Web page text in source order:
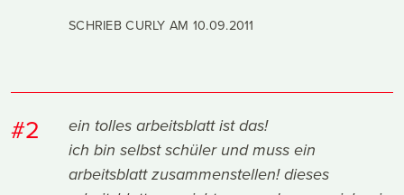
SCHRIEB CURLY AM 10.09.2011
#2
ein tolles arbeitsblatt ist das!
ich bin selbst schüler und muss ein
arbeitsblatt zusammenstellen! dieses